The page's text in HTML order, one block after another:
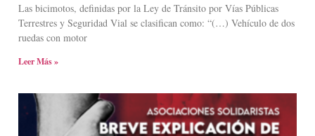
Las bicimotos, definidas por la Ley de Tránsito por Vías Públicas
Terrestres y Seguridad Vial se clasifican como: “(…) Vehículo de dos
ruedas con motor
Leer Más »